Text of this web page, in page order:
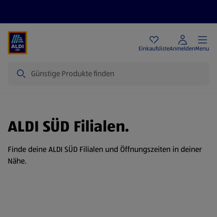
EinkaufslisteAnmeldenMenu
ALDI SÜD Filialen.
Finde deine ALDI SÜD Filialen und Öffnungszeiten in deiner
Nähe.